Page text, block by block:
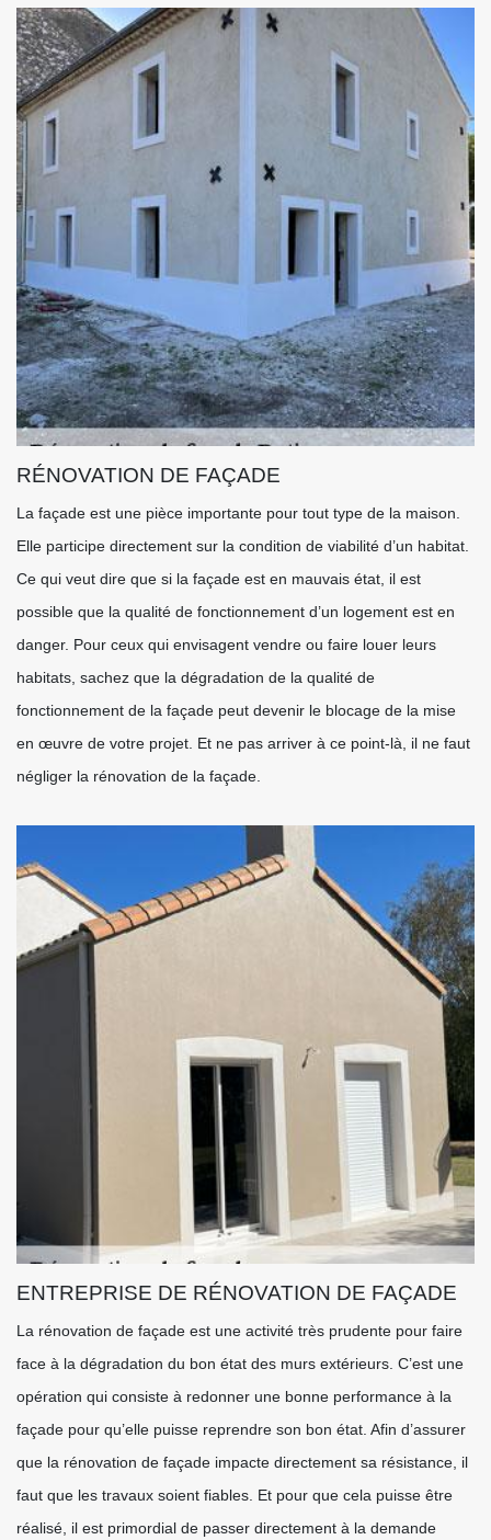
RÉNOVATION DE FAÇADE
La façade est une pièce importante pour tout type de la maison.
Elle participe directement sur la condition de viabilité d’un habitat.
Ce qui veut dire que si la façade est en mauvais état, il est
possible que la qualité de fonctionnement d’un logement est en
danger. Pour ceux qui envisagent vendre ou faire louer leurs
habitats, sachez que la dégradation de la qualité de
fonctionnement de la façade peut devenir le blocage de la mise
en œuvre de votre projet. Et ne pas arriver à ce point-là, il ne faut
négliger la rénovation de la façade.
ENTREPRISE DE RÉNOVATION DE FAÇADE
La rénovation de façade est une activité très prudente pour faire
face à la dégradation du bon état des murs extérieurs. C’est une
opération qui consiste à redonner une bonne performance à la
façade pour qu’elle puisse reprendre son bon état. Afin d’assurer
que la rénovation de façade impacte directement sa résistance, il
faut que les travaux soient fiables. Et pour que cela puisse être
réalisé, il est primordial de passer directement à la demande